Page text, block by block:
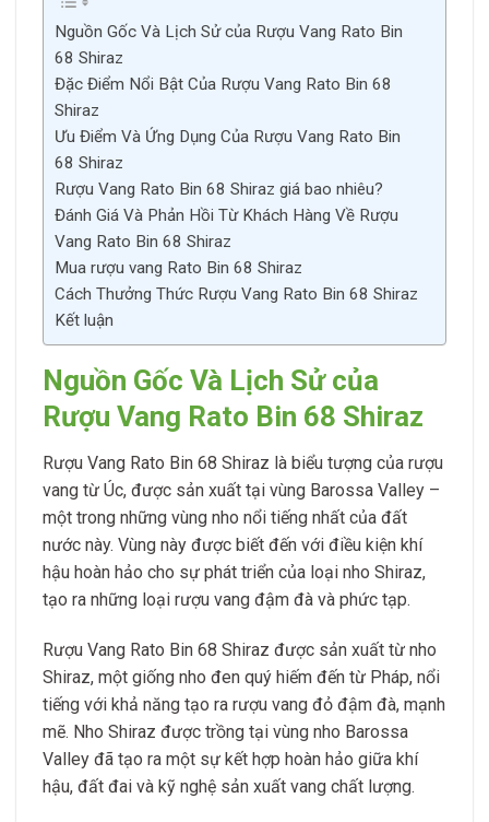
Nguồn Gốc Và Lịch Sử của Rượu Vang Rato Bin
68 Shiraz
Đặc Điểm Nổi Bật Của Rượu Vang Rato Bin 68
Shiraz
Ưu Điểm Và Ứng Dụng Của Rượu Vang Rato Bin
68 Shiraz
Rượu Vang Rato Bin 68 Shiraz giá bao nhiêu?
Đánh Giá Và Phản Hồi Từ Khách Hàng Về Rượu
Vang Rato Bin 68 Shiraz
Mua rượu vang Rato Bin 68 Shiraz
Cách Thưởng Thức Rượu Vang Rato Bin 68 Shiraz
Kết luận
Nguồn Gốc Và Lịch Sử của
Rượu Vang Rato Bin 68 Shiraz
Rượu Vang Rato Bin 68 Shiraz là biểu tượng của rượu
vang từ Úc, được sản xuất tại vùng Barossa Valley –
một trong những vùng nho nổi tiếng nhất của đất
nước này. Vùng này được biết đến với điều kiện khí
hậu hoàn hảo cho sự phát triển của loại nho Shiraz,
tạo ra những loại rượu vang đậm đà và phức tạp.
Rượu Vang Rato Bin 68 Shiraz được sản xuất từ nho
Shiraz, một giống nho đen quý hiếm đến từ Pháp, nổi
tiếng với khả năng tạo ra rượu vang đỏ đậm đà, mạnh
mẽ. Nho Shiraz được trồng tại vùng nho Barossa
Valley đã tạo ra một sự kết hợp hoàn hảo giữa khí
hậu, đất đai và kỹ nghệ sản xuất vang chất lượng.